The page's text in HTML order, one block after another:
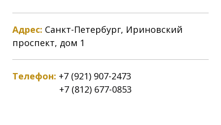
Адрес: Санкт-Петербург, Ириновский
проспект, дом 1
Телефон: +7 (921) 907-2473
+7 (812) 677-0853